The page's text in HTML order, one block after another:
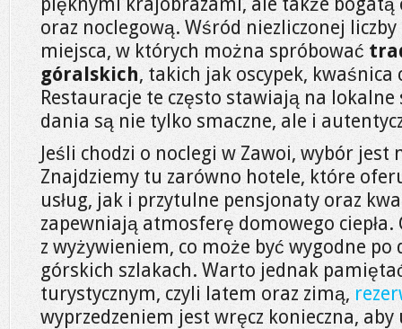
oraz noclegową. Wśród niezliczonej
miejsca, w których można spróbować
góralskich, takich jak oscypek,
Restauracje te często stawiają na lokalne
dania są nie tylko smaczne, ale i
Jeśli chodzi o noclegi w Zawoi, wybór jest
Znajdziemy tu zarówno hotele, które
usług, jak i przytulne pensjonaty oraz
zapewniają atmosferę domowego ciepła.
z wyżywieniem, co może być wygodne
górskich szlakach. Warto jednak
turystycznym, czyli latem oraz zimą,
wyprzedzeniem jest wręcz konieczna,